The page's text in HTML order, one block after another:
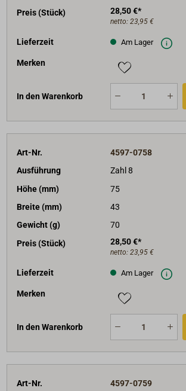
Preis (Stück)
28,50 €*
netto: 23,95 €
Lieferzeit Am Lager
Merken
In den Warenkorb
Art-Nr.
4597-0758
Ausführung
Zahl 8
Höhe (mm)
75
Breite (mm)
43
Gewicht (g)
70
Preis (Stück)
28,50 €*
netto: 23,95 €
Lieferzeit Am Lager
Merken
In den Warenkorb
Art-Nr.
4597-0759